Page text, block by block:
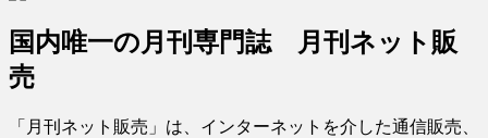
国内唯一の月刊専門誌 月刊ネット販
売
「月刊ネット販売」は、インターネットを介した通信販売、